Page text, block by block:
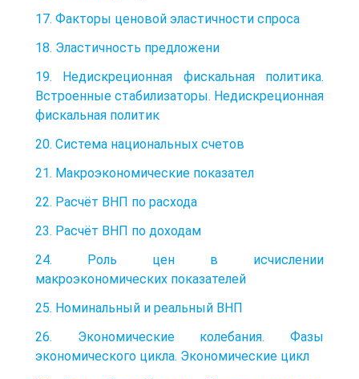
17. Факторы ценовой эластичности спроса
18. Эластичность предложени
19. Недискреционная фискальная политика.
Встроенные стабилизаторы. Недискреционная
фискальная политик
20. Система национальных счетов
21. Макроэкономические показател
22. Расчёт ВНП по расхода
23. Расчёт ВНП по доходам
24. Роль цен в исчислении
макроэкономических показателей
25. Номинальный и реальный ВНП
26. Экономические колебания. Фазы
экономического цикла. Экономические цикл